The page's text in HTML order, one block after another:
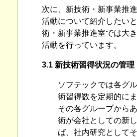
次に、新技術・新事業推
活動について紹介したい
術・新事業推進室では大
活動を行っています。
3.1 新技術習得状況の管理
ソフテックでは各グ
術習得数を定期的に
その各グループから
術が会社としての新
ば、社内研究として